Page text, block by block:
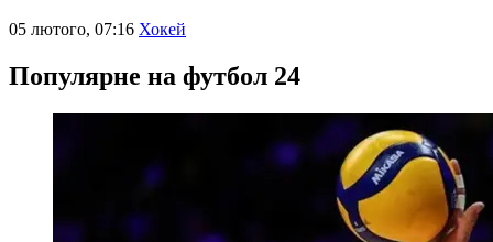
05 лютого, 07:16 Хокей
Популярне на футбол 24